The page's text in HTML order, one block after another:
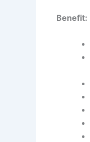
Benefit: